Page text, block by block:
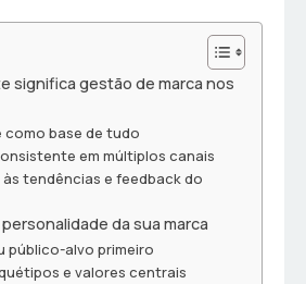
significa gestão de marca nos
como base de tudo
em múltiplos canais
tendências e feedback do
da sua marca
público-alvo primeiro
e valores centrais